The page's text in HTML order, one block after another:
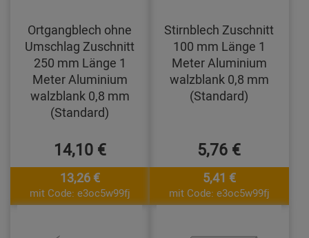
Ortgangblech ohne
Umschlag Zuschnitt
250 mm Länge 1
Meter Aluminium
walzblank 0,8 mm
(Standard)
14,10 €
13,26 €
mit Code: e3oc5w99fj
Stirnblech Zuschnitt
100 mm Länge 1
Meter Aluminium
walzblank 0,8 mm
(Standard)
5,76 €
5,41 €
mit Code: e3oc5w99fj